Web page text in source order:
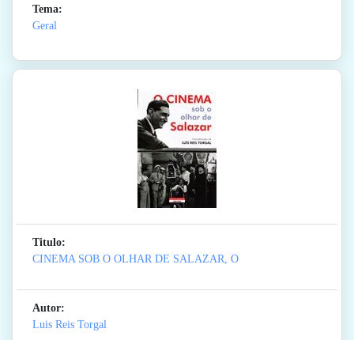
Tema:
Geral
Titulo:
CINEMA SOB O OLHAR DE SALAZAR, O
Autor:
Luis Reis Torgal